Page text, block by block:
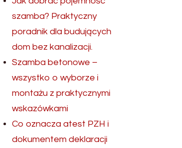
szamba? Praktyczny
poradnik dla budujących
dom bez kanalizacji.
Szamba betonowe –
wszystko o wyborze i
montażu z praktycznymi
wskazówkami
Co oznacza atest PZH i
dokumentem deklaracji